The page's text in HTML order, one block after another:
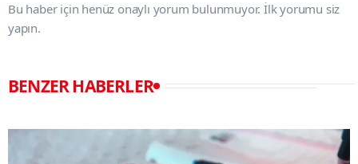
Bu haber için henüz onaylı yorum bulunmuyor. İlk yorumu siz
yapın.
BENZER HABERLER